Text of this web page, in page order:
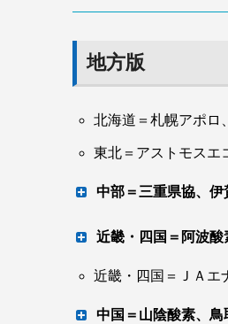
地方版
北海道＝札幌アポ
東北＝アストモスエ
中部＝三重県協、
１７市町目の災
近畿・四国＝阿波
かさ上げしＢＣ
近畿・四国＝ＪＡ
中国＝山陰酸素、